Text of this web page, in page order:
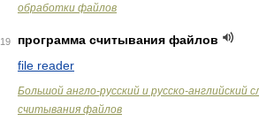
обработки файлов
19
программа считывания файлов
file reader
Большой англо-русский и русско-английский
считывания файлов